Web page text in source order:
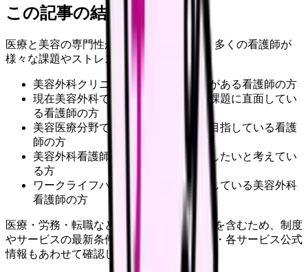
この記事の結論
医療と美容の専門性が求められる現場で、多くの看護師が
様々な課題やストレスに直面しています。
美容外科クリニックでの勤務に関心がある看護師の方
現在美容外科で働いており職場での課題に直面してい
る看護師の方
美容医療分野でのキャリアアップを目指している看護
師の方
美容外科看護師としての経験を活かしたいと考えてい
る方
ワークライフバランスの改善を検討している美容外科
看護師の方
医療・労務・転職など判断に影響する内容を含むため、制度
やサービスの最新条件は公的機関・勤務先・各サービス公式
情報もあわせて確認してください。